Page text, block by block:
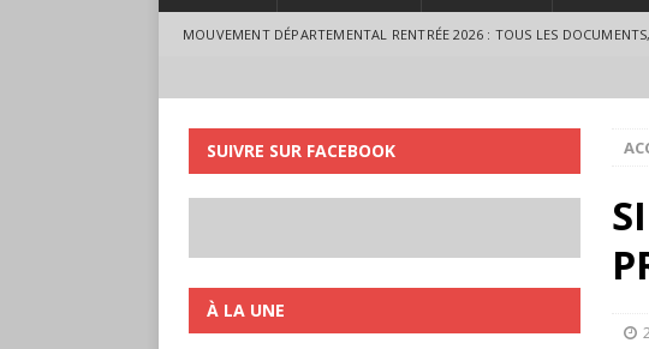
MOUVEMENT DÉPARTEMENTAL RENTRÉE 2026 : TOUS LES
SUIVRE SUR FACEBOOK
À LA UNE